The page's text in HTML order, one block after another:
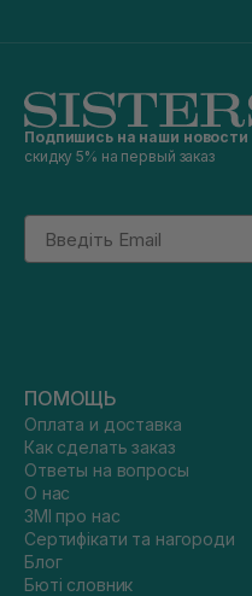
Подпишись на наши новости
скидку 5% на первый заказ
Email
ПОМОЩЬ
Оплата и доставка
Как сделать заказ
Ответы на вопросы
О нас
ЗМІ про нас
Сертифікати та нагороди
Блог
Бюті словник